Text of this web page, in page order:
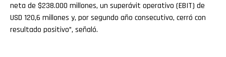
neta de $238.000 millones, un superávit operativo (EBIT) de
USD 120,6 millones y, por segundo año consecutivo, cerró con
resultado positivo”, señaló.